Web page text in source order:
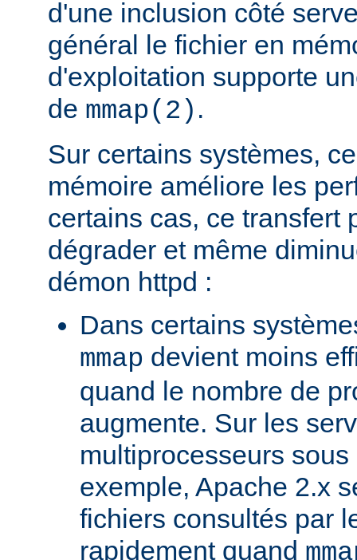
d'une inclusion côté
général le fichier en
d'exploitation supporte
de mmap(2) .
Sur certains systèmes,
mémoire améliore les
certains cas, ce transfert
dégrader et même
démon httpd :
Dans certains
mmap devient moins
quand le nombre de
augmente. Sur les
multiprocesseurs
exemple, Apache 2.x
fichiers consultés par
rapidement quand